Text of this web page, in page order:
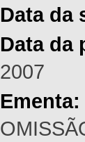
Data da
Data da
2007
Ementa: